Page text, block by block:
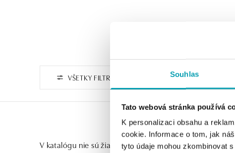
Souhlas
Tato webová stránka používá
K personalizaci obsahu a
cookie. Informace o tom, jak
tyto údaje mohou zkombinovat
VŠETKY FILTRE
V katalógu nie sú žiadne produkty.